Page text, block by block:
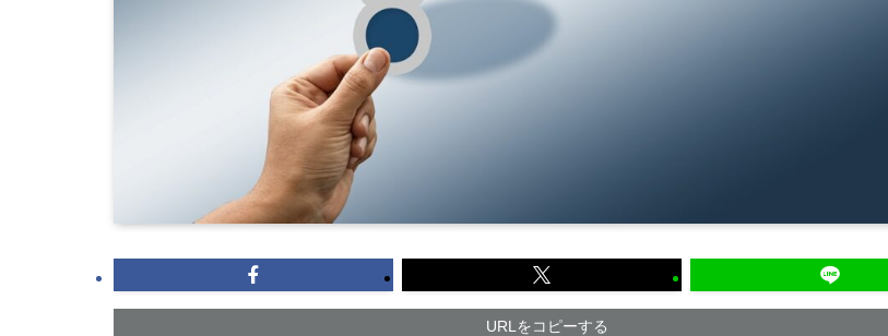
URLをコピーする